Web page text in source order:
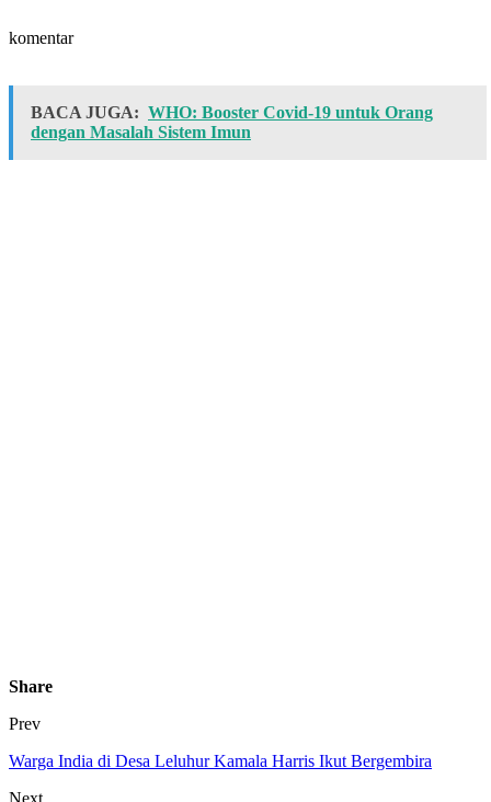
komentar
BACA JUGA: WHO: Booster Covid-19 untuk Orang
dengan Masalah Sistem Imun
Share
Prev
Warga India di Desa Leluhur Kamala Harris Ikut Bergembira
Next